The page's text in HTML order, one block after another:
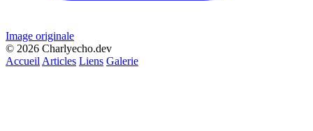
Image originale
© 2026 Charlyecho.dev
Accueil Articles Liens Galerie